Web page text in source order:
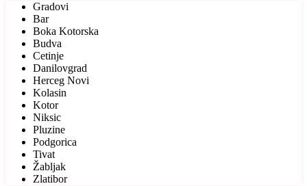
Gradovi
Bar
Boka Kotorska
Budva
Cetinje
Danilovgrad
Herceg Novi
Kolasin
Kotor
Niksic
Pluzine
Podgorica
Tivat
Žabljak
Zlatibor